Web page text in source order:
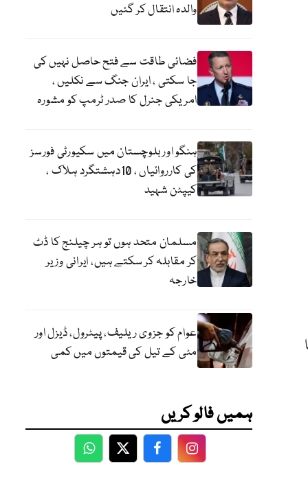
والدہ انتقال کر گئیں
فضائی طاقت سے فتح حاصل نہیں کی
جا سکتی ، ایران جنگ سے نکلیں ،
امریکی جنرل کا صدر ٹرمپ کو مشورہ
ہنگو اور بلوچستان میں سکیورٹی فورسز
کی کارروائیاں ، 10دہشتگرد ہلاک ،
کیپٹن شہید
مسلمان متحد ہوں تو ہر چیلنج کا ڈٹ
کر مقابلہ کر سکتے ہیں، ایرانی وزیر
خارجہ
عوام کو جزوی ریلیف، پیٹرول، ڈیزل اور
مٹی کے تیل کی قیمتوں میں کمی
ہمیں فالو کریں
WhatsApp
TwitterFacebookFacebook